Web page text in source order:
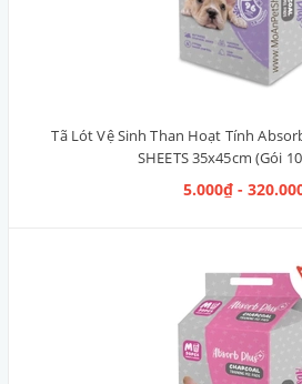
Tã Lót Vệ Sinh Than Hoạt Tính
SHEETS 35x45cm (Gói
5.000₫ -